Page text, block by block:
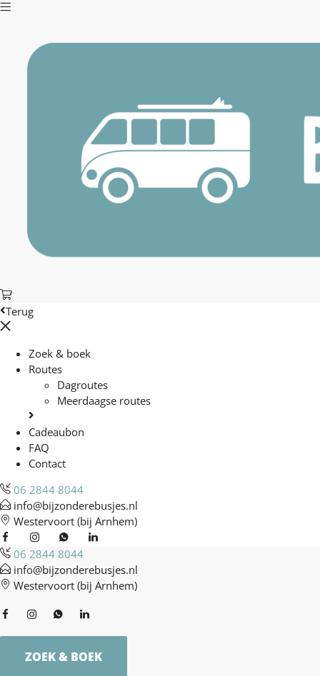
Terug
Zoek & boek
Routes
Dagroutes
Meerdaagse routes
Cadeaubon
FAQ
Contact
06 2844 8044
info@bijzonderebusjes.nl
Westervoort (bij Arnhem)
06 2844 8044
info@bijzonderebusjes.nl
Westervoort (bij Arnhem)
ZOEK & BOEK